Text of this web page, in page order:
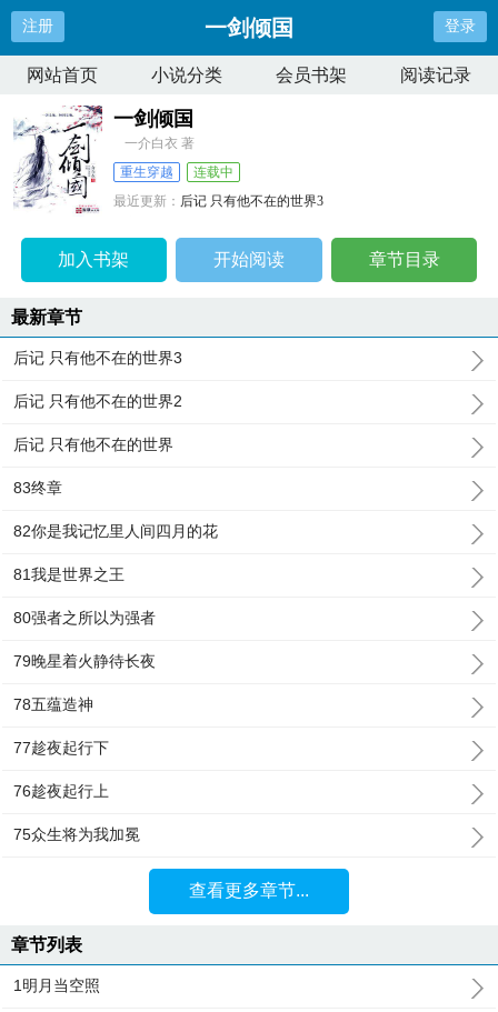
注册 一剑倾国 登录
网站首页 小说分类 会员书架 阅读记录
一剑倾国
一介白衣 著
重生穿越
连载中
最近更新： 后记 只有他不在的世界3
加入书架 开始阅读 章节目录
最新章节
后记 只有他不在的世界3
后记 只有他不在的世界2
后记 只有他不在的世界
83终章
82你是我记忆里人间四月的花
81我是世界之王
80强者之所以为强者
79晚星着火静待长夜
78五蕴造神
77趁夜起行下
76趁夜起行上
75众生将为我加冕
查看更多章节...
章节列表
1明月当空照